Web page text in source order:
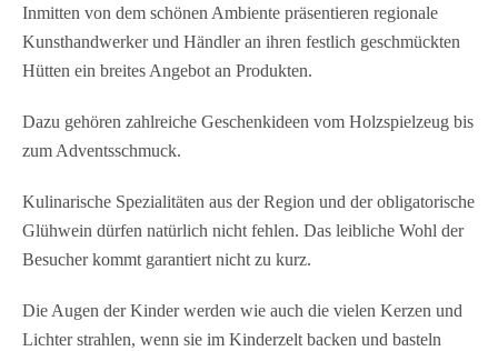
Inmitten von dem schönen Ambiente präsentieren regionale
Kunsthandwerker und Händler an ihren festlich geschmückten
Hütten ein breites Angebot an Produkten.
Dazu gehören zahlreiche Geschenkideen vom Holzspielzeug bis
zum Adventsschmuck.
Kulinarische Spezialitäten aus der Region und der obligatorische
Glühwein dürfen natürlich nicht fehlen. Das leibliche Wohl der
Besucher kommt garantiert nicht zu kurz.
Die Augen der Kinder werden wie auch die vielen Kerzen und
Lichter strahlen, wenn sie im Kinderzelt backen und basteln